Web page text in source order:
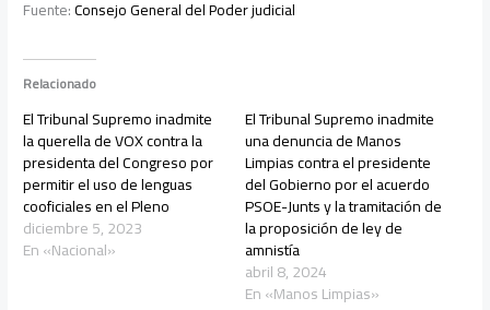
Fuente:Consejo General del Poder judicial
Relacionado
El Tribunal Supremo inadmite
la querella de VOX contra la
presidenta del Congreso por
permitir el uso de lenguas
cooficiales en el Pleno
diciembre 5, 2023
En «Nacional»
El Tribunal Supremo inadmite
una denuncia de Manos
Limpias contra el presidente
del Gobierno por el acuerdo
PSOE-Junts y la tramitación de
la proposición de ley de
amnistía
abril 8, 2024
En «Manos Limpias»